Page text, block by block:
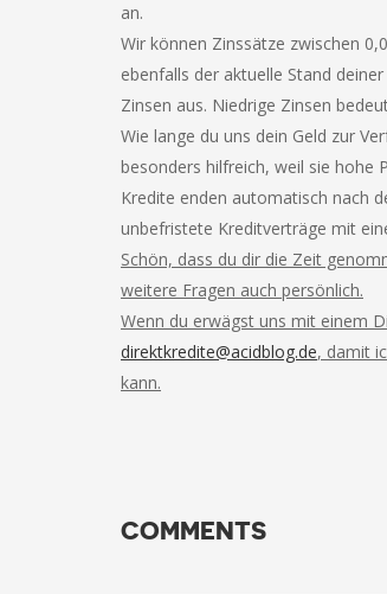
an.
Wir können Zinssätze zwischen
ebenfalls der aktuelle Stand
Zinsen aus. Niedrige Zinsen
Wie lange du uns dein Geld zur
besonders hilfreich, weil sie hohe
Kredite enden automatisch nach
unbefristete Kreditverträge mit
Schön, dass du dir die Zeit
weitere Fragen auch persönlich.
Wenn du erwägst uns mit einem
direktkredite@acidblog.de, damit
kann.
COMMENTS